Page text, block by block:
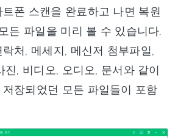
폰 스캔을 완료하고 나면 복원
든 파일을 미리 볼 수 있습니다.
처, 메세지, 메신저 첨부파일,
진, 비디오, 오디오, 문서와 같이
장되었던 모든 파일들이 포함